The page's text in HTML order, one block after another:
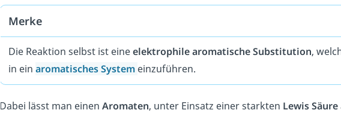
Merke
Die Reaktion selbst ist eineelektrophilearomatischeSubstitution,
in ein aromatischesSystem einzuführen.
Dabei lässt man einen Aromaten, unter Einsatz einer starkten LewisSäure